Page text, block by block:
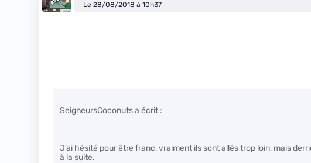
Le 28/08/2018 à 10h37
SeigneursCoconuts a écrit :
J’ai hésité pour être franc, vraiment ils sont allés trop loin, mais
à la suite.